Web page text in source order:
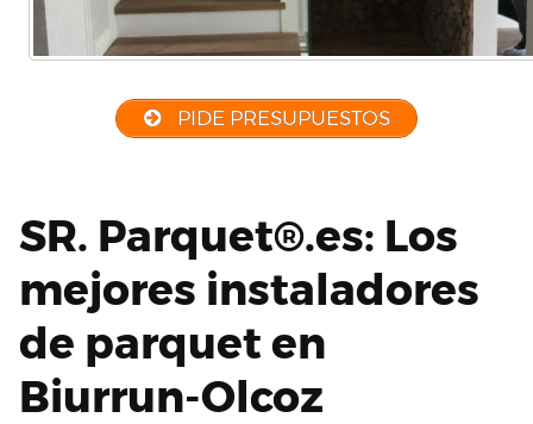
PIDE PRESUPUESTOS
SR. Parquet®.es: Los
mejores instaladores
de parquet en
Biurrun-Olcoz